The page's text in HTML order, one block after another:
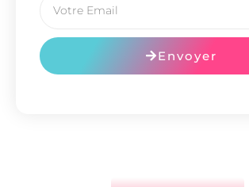
Envoyer